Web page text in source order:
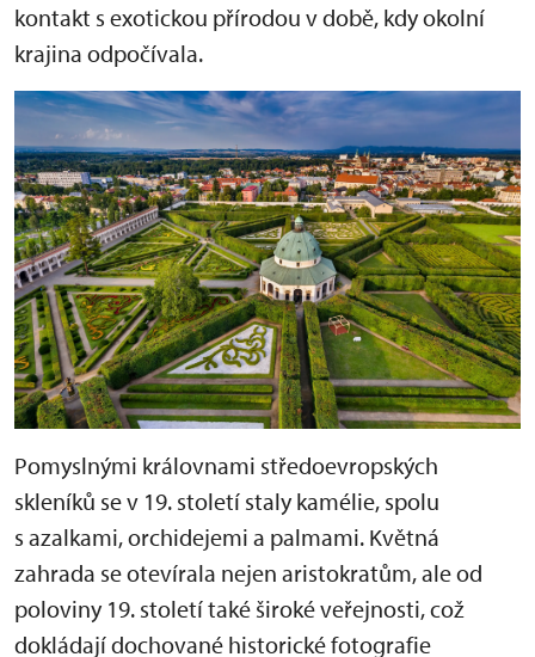
kontakt s exotickou přírodou v době, kdy okolní
krajina odpočívala.
Pomyslnými královnami středoevropských
skleníků se v 19. století staly kamélie, spolu
s azalkami, orchidejemi a palmami. Květná
zahrada se otevírala nejen aristokratům, ale od
poloviny 19. století také široké veřejnosti, což
dokládají dochované historické fotografie